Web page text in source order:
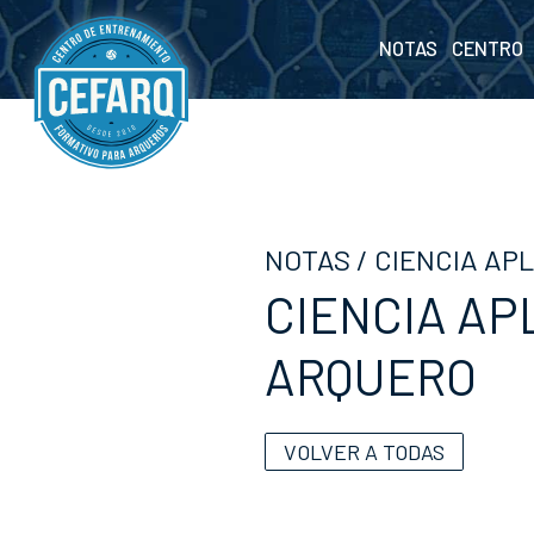
NOTAS CENTRO
NOTAS / CIENCIA
CIENCIA
ARQUERO
VOLVER A TODAS